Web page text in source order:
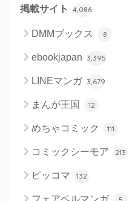
掲載サイト 4,086
DMMブックス 8
ebookjapan 3,395
LINEマンガ 3,679
まんが王国 12
めちゃコミック 111
コミックシーモア 213
ピッコマ 132